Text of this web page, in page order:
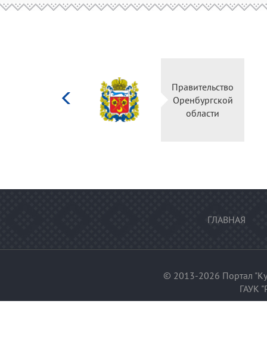
Правительство
Оренбургской
области
ГЛАВНАЯ
© 2013-2026 Портал
ГАУК